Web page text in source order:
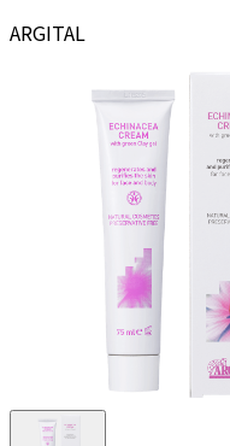
ARGITAL